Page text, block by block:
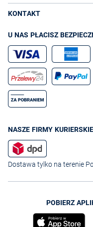
KONTAKT
U NAS PŁACISZ
NASZE FIRMY KURIERSKIE
Dostawa tylko na terenie
POBIERZ